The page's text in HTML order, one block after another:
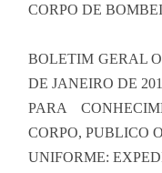
CORPO DE
BOLETIM GERAL
DE JANEIRO DE
PARA
CORPO, PUBLICO
UNIFORME: